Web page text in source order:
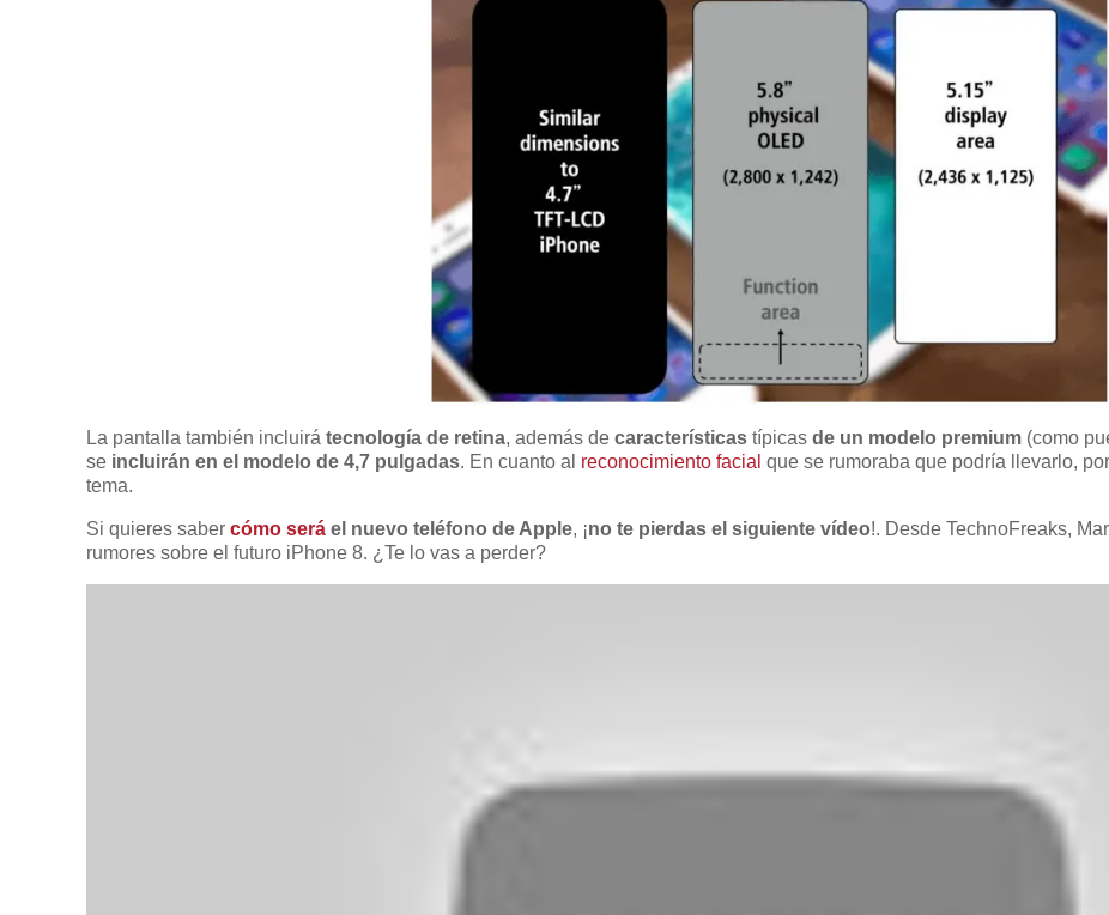
La pantalla también incluirá tecnología de retina, además de características típicas de un modelo premium (como
se incluirán en el modelo de 4,7 pulgadas. En cuanto al reconocimiento facial que se rumoraba que podría llevarlo,
tema.
Si quieres saber cómo será el nuevo teléfono de Apple, ¡no te pierdas el siguiente vídeo!. Desde TechnoFreaks,
rumores sobre el futuro iPhone 8. ¿Te lo vas a perder?